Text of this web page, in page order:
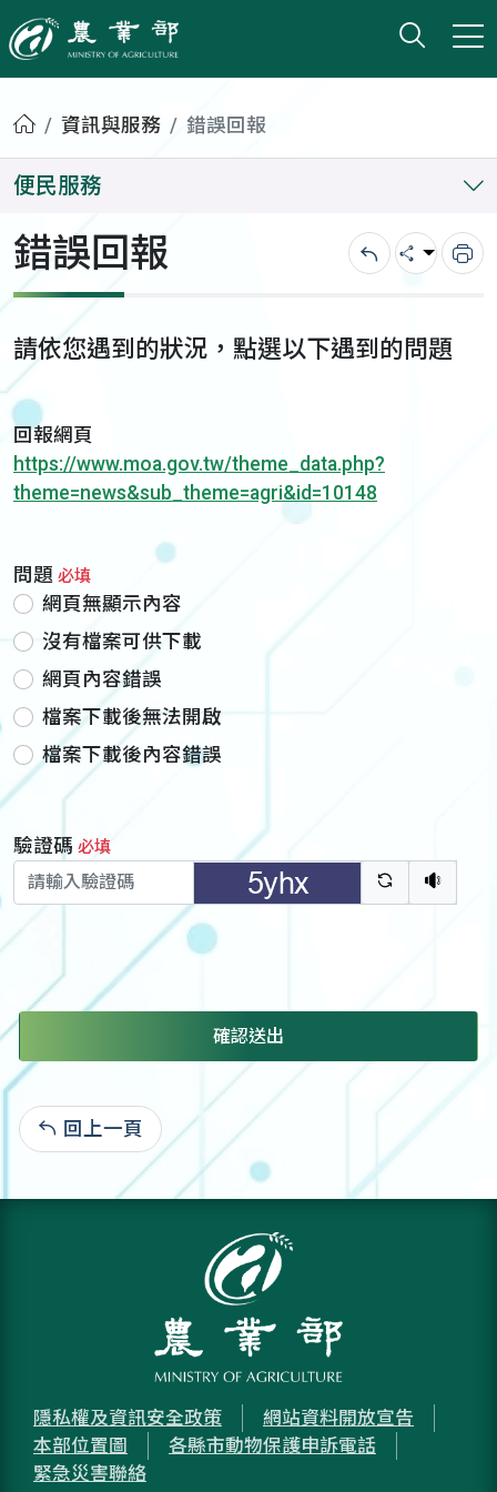
農業部
打開
小版
首頁資訊與服務 錯誤回報
便民服務
錯誤回報 回上一頁
分享 列
請依您遇到的狀況，點選以下遇到的問題
回報網頁
https://www.moa.gov.tw/theme_data.php?
theme=news&sub_theme=agri&id=10148
問題 必填
網頁無顯示內容
沒有檔案可供下載
網頁內容錯誤
檔案下載後無法開啟
檔案下載後內容錯誤
驗證碼 必填
驗證碼重新
聽語
確認送出
回上一頁
隱私權及資訊安全政策
網站資料開放宣告
本部位置圖
各縣市動物保護申訴電話
緊急災害聯絡